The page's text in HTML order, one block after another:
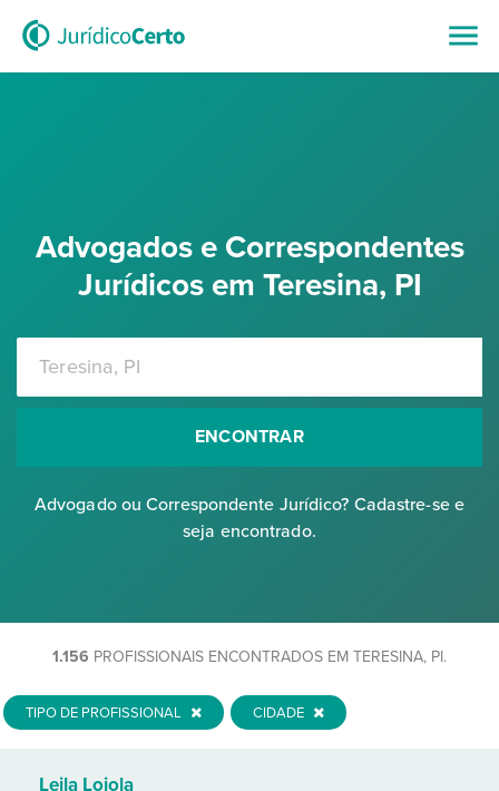
Advogados e Correspondentes
Jurídicos em Teresina, PI
ENCONTRAR
Advogado ou Correspondente Jurídico? Cadastre-se e
seja encontrado.
1.156 PROFISSIONAIS ENCONTRADOS EM TERESINA, PI.
TIPO DE PROFISSIONAL CIDADE
Leila Loiola